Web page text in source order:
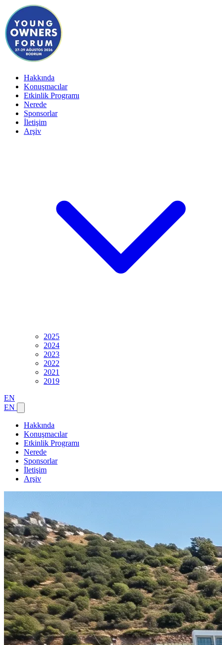
Hakkında
Konuşmacılar
Etkinlik Programı
Nerede
Sponsorlar
İletişim
Arşiv
2025
2024
2023
2022
2021
2019
EN
EN
Hakkında
Konuşmacılar
Etkinlik Programı
Nerede
Sponsorlar
İletişim
Arşiv